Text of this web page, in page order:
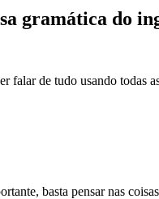
gramática do
falar de tudo usando todas
basta pensar nas